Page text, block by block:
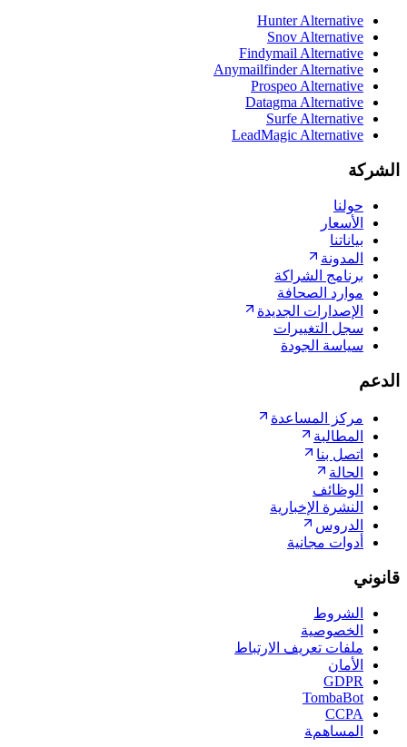
Hunter Alternative
Snov Alternative
Findymail Alternative
Anymailfinder Alternative
Prospeo Alternative
Datagma Alternative
Surfe Alternative
LeadMagic Alternative
الشركة
حولنا
الأسعار
بياناتنا
المدونة
برنامج الشراكة
موارد الصحافة
الإصدارات الجديدة
سجل التغييرات
سياسة الجودة
الدعم
مركز المساعدة
المطالبة
اتصل بنا
الحالة
الوظائف
النشرة الإخبارية
الدروس
أدوات مجانية
قانوني
الشروط
الخصوصية
ملفات تعريف الارتباط
الأمان
GDPR
TombaBot
CCPA
المساهمة